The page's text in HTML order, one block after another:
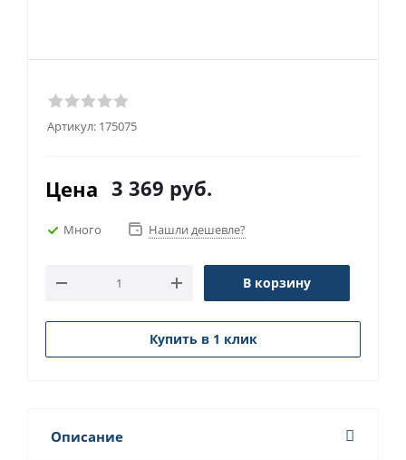
Артикул: 175075
Цена 3 369 руб.
Много Нашли дешевле?
В корзину
Купить в 1 клик
Описание